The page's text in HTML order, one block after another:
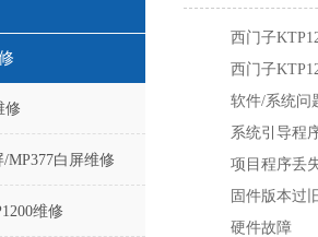
修
MP377白屏维修
维修
西门子
西门子
软件/系统问
系统引导程
项目程序丢
固件版本过
硬件故障‌